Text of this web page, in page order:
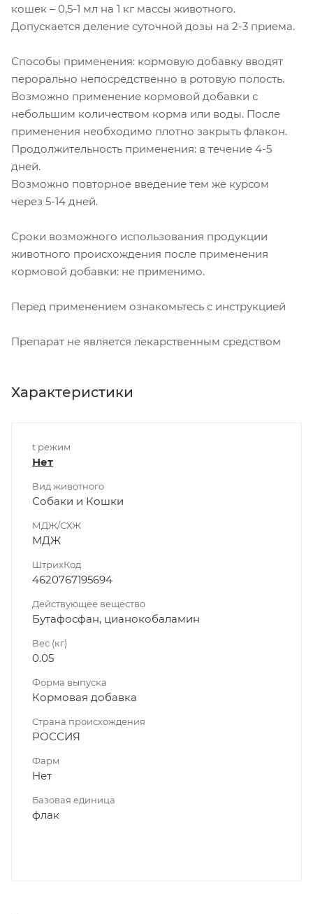
кошек – 0,5-1 мл на 1 кг массы животного.
Допускается деление суточной дозы на 2-3 приема.
Способы применения: кормовую добавку вводят
перорально непосредственно в ротовую полость.
Возможно применение кормовой добавки с
небольшим количеством корма или воды. После
применения необходимо плотно закрыть флакон.
Продолжительность применения: в течение 4-5
дней.
Возможно повторное введение тем же курсом
через 5-14 дней.
Сроки возможного использования продукции
животного происхождения после применения
кормовой добавки: не применимо.
Перед применением ознакомьтесь с инструкцией
Препарат не является лекарственным средством
Характеристики
t режим
Нет
Вид животного
Собаки и Кошки
МДЖ/СХЖ
МДЖ
ШтрихКод
4620767195694
Действующее вещество
Бутафосфан, цианокобаламин
Вес (кг)
0.05
Форма выпуска
Кормовая добавка
Страна происхождения
РОССИЯ
Фарм
Нет
Базовая единица
флак